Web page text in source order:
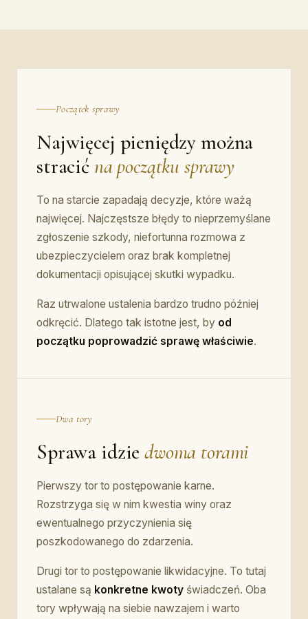
Początek sprawy
Najwięcej pieniędzy można
stracić na początku sprawy
To na starcie zapadają decyzje, które ważą
najwięcej. Najczęstsze błędy to nieprzemyślane
zgłoszenie szkody, niefortunna rozmowa z
ubezpieczycielem oraz brak kompletnej
dokumentacji opisującej skutki wypadku.
Raz utrwalone ustalenia bardzo trudno później
odkręcić. Dlatego tak istotne jest, by od
początku poprowadzić sprawę właściwie.
Dwa tory
Sprawa idziedwoma torami
Pierwszy tor to postępowanie karne.
Rozstrzyga się w nim kwestia winy oraz
ewentualnego przyczynienia się
poszkodowanego do zdarzenia.
Drugi tor to postępowanie likwidacyjne. To tutaj
ustalane są konkretne kwoty świadczeń. Oba
tory wpływają na siebie nawzajem i warto